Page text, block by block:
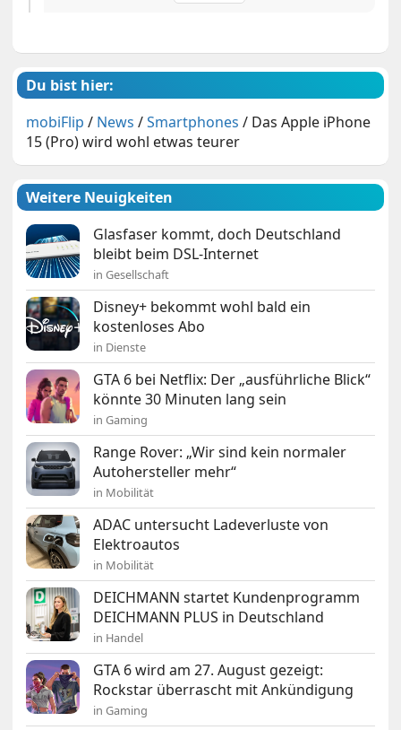
Du bist hier:
mobiFlip / News /Smartphones / Das Apple iPhone
15 (Pro) wird wohl etwas teurer
Weitere Neuigkeiten
Glasfaser kommt, doch Deutschland
bleibt beim DSL-Internet
in Gesellschaft
Disney+ bekommt wohl bald ein
kostenloses Abo
in Dienste
GTA 6 bei Netflix: Der „ausführliche Blick“
könnte 30 Minuten lang sein
in Gaming
Range Rover: „Wir sind kein normaler
Autohersteller mehr“
in Mobilität
ADAC untersucht Ladeverluste von
Elektroautos
in Mobilität
DEICHMANN startet Kundenprogramm
DEICHMANN PLUS in Deutschland
in Handel
GTA 6 wird am 27. August gezeigt:
Rockstar überrascht mit Ankündigung
in Gaming